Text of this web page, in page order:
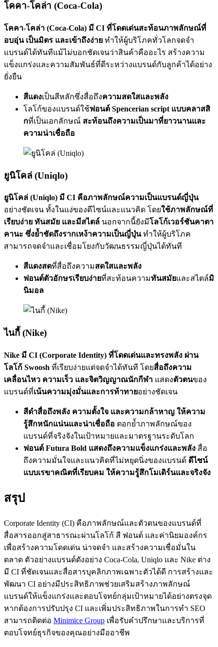
โคคา-โคล่า (Coca-Cola)
โคคา-โคล่า (Coca-Cola) มี CI ที่โดดเด่นสะท้อนภาพลักษณ์ที่
อบอุ่น เป็นมิตร และเข้าถึงง่าย ทำให้ผู้บริโภคทั่วโลกจดจำ
แบรนด์ได้ทันทีแม้ไม่บอกชัดเจนว่าสินค้าคืออะไร สร้างความ
แข็งแกร่งและความสัมพันธ์ที่ดีระหว่างแบรนด์กับลูกค้าได้อย่าง
ยั่งยืน
สีแดงเป็นสีหลักซึ่งสื่อถึงความสดใสและพลัง
โลโก้ของแบรนด์ใช้ฟอนต์ Spencerian script แบบคลาสสิ
กที่เป็นเอกลักษณ์ สะท้อนถึงความเป็นมาที่ยาวนานและ
ความน่าเชื่อถือ
ยูนิโคล่ (Uniqlo)
ยูนิโคล่ (Uniqlo) มี CI คือภาพลักษณ์ความเป็นแบรนด์ญี่ปุ่น
อย่างชัดเจน ทั้งในแง่ของดีไซน์และแนวคิด โดยใช้ภาพลักษณ์ที่
เรียบง่าย ทันสมัย และมีสไตล์ นอกจากนี้ยังมีโลโก้เวอร์ชันคาตา
คานะ ซึ่งย้ำชัดถึงรากเหง้าความเป็นญี่ปุ่นทำให้ผู้บริโภค
สามารถจดจำและเชื่อมโยงกับวัฒนธรรมญี่ปุ่นได้ทันที
สีแดงสดที่สื่อถึงความสดใสและพลัง
ฟอนต์ตัวอักษรเรียบง่ายที่สะท้อนความทันสมัยและสไตล์มิ
นิมอล
ไนกี้ (Nike)
Nike มี CI (Corporate Identity) ที่โดดเด่นและทรงพลัง ผ่าน
โลโก้ Swoosh ที่เรียบง่ายแต่จดจำได้ทันที โดยสื่อถึงความ
เคลื่อนไหว ความเร็ว และจิตวิญญาณนักกีฬา แสดงตัวตนของ
แบรนด์ที่เน้นความมุ่งมั่นและการท้าทายอย่างชัดเจน
สีดำสื่อถึงพลัง ความตั้งใจ และความกล้าหาญ ให้ความ
รู้สึกหนักแน่นและน่าเชื่อถือ ตอกย้ำภาพลักษณ์ของ
แบรนด์ที่จริงจังในเป้าหมายและมาตรฐานระดับโลก
ฟอนต์ Futura Bold แสดงถึงความแข็งแกร่งและพลัง สื่อ
ถึงความมั่นใจและแนวคิดที่ไม่หยุดนิ่งของแบรนด์ ดีไซน์
แบบเรขาคณิตที่เรียบคม ให้ความรู้สึกโมเดิร์นและจริงจัง
สรุป
Corporate Identity (CI) คือภาพลักษณ์และตัวตนของแบรนด์ที่
สื่อสารออกสู่สาธารณะผ่านโลโก้ สี ฟอนต์ และค่านิยมองค์กร
เพื่อสร้างความโดดเด่น น่าจดจำ และสร้างความเชื่อมั่นใน
ตลาด ตัวอย่างแบรนด์ดังอย่าง Coca-Cola, Uniqlo และ Nike ต่าง
มี CI ที่ชัดเจนและสื่อสารบุคลิกภาพเฉพาะตัวได้ดี การสร้างและ
พัฒนา CI อย่างมีประสิทธิภาพช่วยเสริมสร้างภาพลักษณ์
แบรนด์ให้แข็งแกร่งและตอบโจทย์กลุ่มเป้าหมายได้อย่างตรงจุด
หากต้องการปรับปรุง CI และเพิ่มประสิทธิภาพในการทำ SEO
สามารถติดต่อ Minimice Group เพื่อรับคำปรึกษาและบริการที่
ตอบโจทย์ธุรกิจของคุณอย่างมืออาชีพ